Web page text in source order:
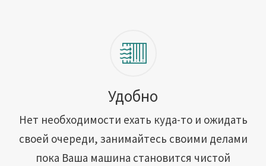
Вакансии
Адреса обслуживания
Контакты
Удобно
Нет необходимости ехать куда-то и ожидать
своей очереди, занимайтесь своими делами
пока Ваша машина становится чистой